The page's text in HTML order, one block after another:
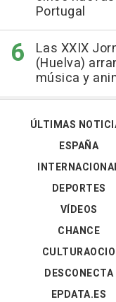
Portugal
Las XXIX
(Huelva)
música y
ÚLTIMAS
ESPAÑA
DEPORTES
VÍDEOS
CHANCE
CULTURAOCIO
DESCONECTA
EPDATA.ES